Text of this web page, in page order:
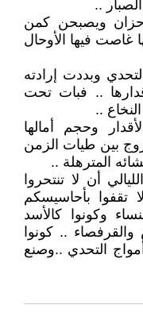
..
ويصبحن كمن
فيها الأوحال
وبددت إرادته
.. فبات تحت
..
وحجم أمالها
بين طيات الزمن
المترهلة ..
أن لا تنتحروا
تقفوا بأحاسيسكم
وكونوا كالأسد
والقرفصاء .. كونوا
التحدي ..وصنع